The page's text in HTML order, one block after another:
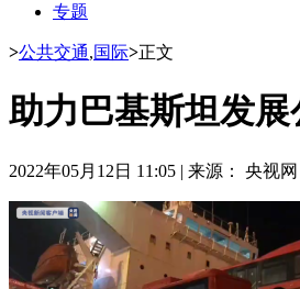
专题
>公共交通,国际>正文
助力巴基斯坦发
2022年05月12日 11:05 | 来源： 央视网